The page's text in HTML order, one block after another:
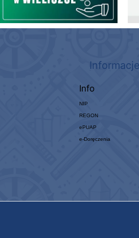
Informacje
Info
NIP
REGON
ePUAP
e-Doręczenia